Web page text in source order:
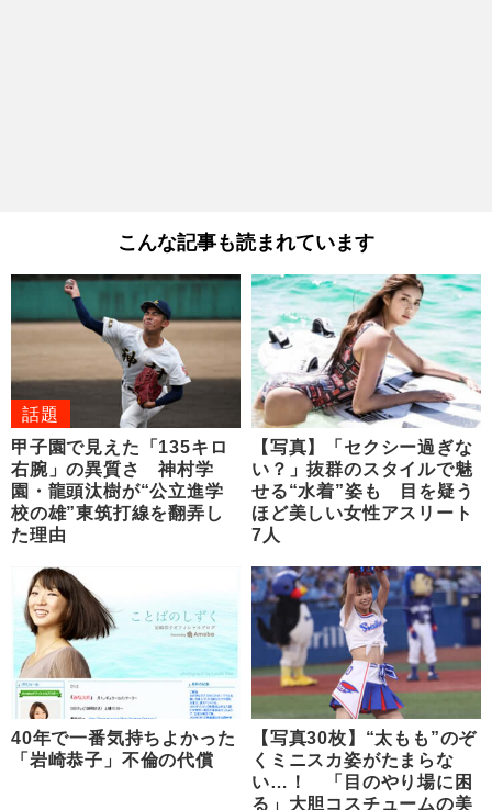
こんな記事も読まれています
話題
甲子園で見えた「135キロ
右腕」の異質さ 神村学
園・龍頭汰樹が“公立進学
校の雄”東筑打線を翻弄し
た理由
【写真】「セクシー過ぎな
い？」抜群のスタイルで魅
せる“水着”姿も 目を疑う
ほど美しい女性アスリート
7人
40年で一番気持ちよかった
「岩崎恭子」不倫の代償
【写真30枚】“太もも”のぞ
くミニスカ姿がたまらな
い…！ 「目のやり場に困
る」大胆コスチュームの美